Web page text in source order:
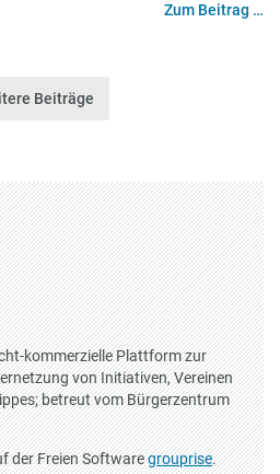
Zum Beitrag …
Beiträge
kommerzielle Plattform zur
von Initiativen, Vereinen
betreut vom Bürgerzentrum
der Freien Softwaregrouprise.